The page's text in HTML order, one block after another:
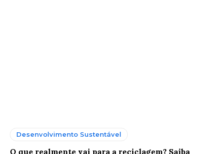
Desenvolvimento Sustentável
O que realmente vai para a reciclagem? Saiba